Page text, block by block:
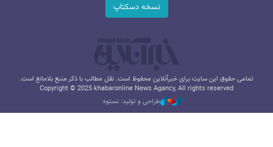
نسخه دسکتاپ
تمامی حقوق این سایت برای خبرآنلاین محفوظ است. نقل مطالب با ذکر منبع بلامانع است.
Copyright © 2025 khabaronline News Agancy, All rights reserved
طراحی و تولید: نستوه